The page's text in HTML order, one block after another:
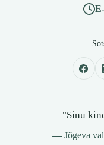
"Sinu
—Jõgeva